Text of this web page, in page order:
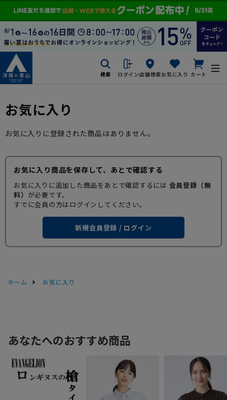
検索 ログイン店舗検索お気に入り カート
お気に入り
お気に入りに登録された商品はありません。
お気に入り商品を保存して、あとで確認する
お気に入りに追加した商品をあとで確認するには 会員登録（無
料） が必要です。
すでに会員の方はログインしてください。
新規会員登録 / ログイン
ホーム お気に入り